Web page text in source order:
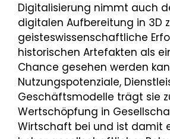
Digitalisierung nimmt auch
digitalen Aufbereitung in 3D
geisteswissenschaftliche
historischen Artefakten als
Chance gesehen werden
Nutzungspotenziale,
Geschäftsmodelle trägt sie
Wertschöpfung in
Wirtschaft bei und ist damit